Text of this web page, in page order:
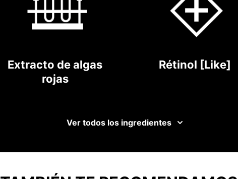
Extracto de algas
rojas
Rétinol [Like]
Ver todos los ingredientes